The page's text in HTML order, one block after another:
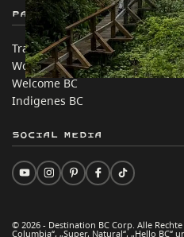
Partnerseiten
Trade & Invest BC
Work BC
Welcome BC
Indigenes BC
© 2026 - Destination BC Corp. Alle
Columbia“, „Super, Natural“, „Hello BC“
Social Media